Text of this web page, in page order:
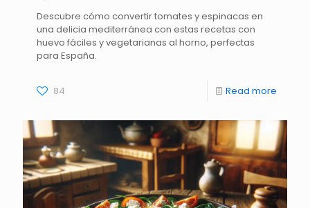
Descubre cómo convertir tomates y espinacas en
una delicia mediterránea con estas recetas con
huevo fáciles y vegetarianas al horno, perfectas
para España.
84 Read more